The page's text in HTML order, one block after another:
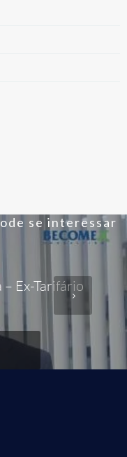
se interessar
Ex-Tarifário